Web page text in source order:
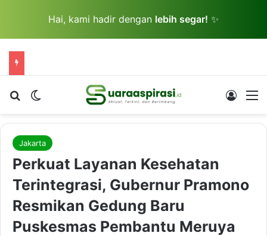
Hai, kami hadir dengan lebih segar! ✨
Cari berita...Switch skin Log In
Jakarta
Perkuat Layanan Kesehatan
Terintegrasi, Gubernur Pramono
Resmikan Gedung Baru
Puskesmas Pembantu Meruya